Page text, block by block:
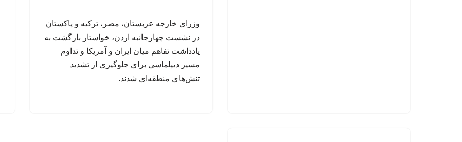
وزرای خارجه عربستان، مصر، ترکیه و پاکستان
در نشست چهارجانبه اردن، خواستار بازگشت به
یادداشت تفاهم میان ایران و آمریکا و تداوم
مسیر دیپلماسی برای جلوگیری از تشدید
تنش‌های منطقه‌ای شدند.